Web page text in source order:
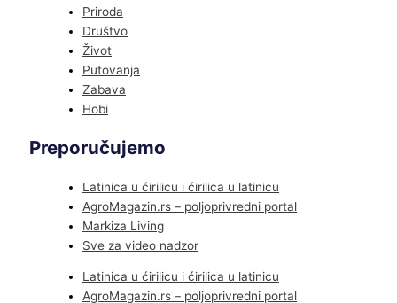
Priroda
Društvo
Život
Putovanja
Zabava
Hobi
Preporučujemo
Latinica u ćirilicu i ćirilica u latinicu
AgroMagazin.rs – poljoprivredni portal
Markiza Living
Sve za video nadzor
Latinica u ćirilicu i ćirilica u latinicu
AgroMagazin.rs – poljoprivredni portal